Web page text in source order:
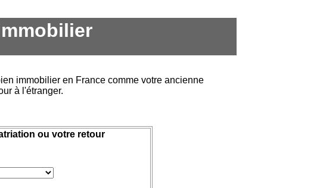
immobilier en France comme votre ancienne
à l'étranger.
ou votre retour